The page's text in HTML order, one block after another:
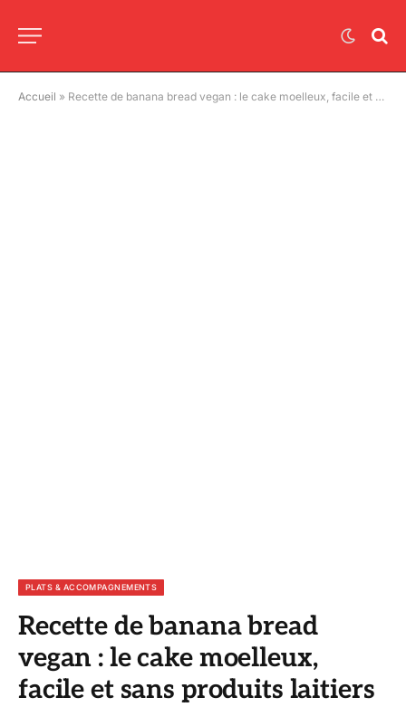
Accueil » Recette de banana bread vegan : le cake moelleux, facile et sans produits laitiers
PLATS & ACCOMPAGNEMENTS
Recette de banana bread
vegan : le cake moelleux,
facile et sans produits laitiers